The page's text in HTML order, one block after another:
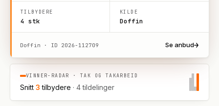
TILBYDERE
4 stk
KILDE
Doffin
Doffin · ID 2026-112709 Se anbud
VINNER-RADAR ·TAK OG TAKARBEID
Snitt 3 tilbydere · 4tildelinger